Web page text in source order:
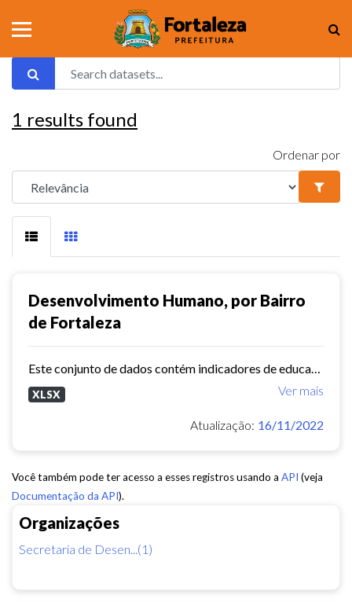
Organizações
Secretaria de Desen...(1)
1 results found
Ordenar por
Desenvolvimento Humano, por Bairro
de Fortaleza
Ver mais
XLSX
Atualização: 16/11/2022
Você também pode ter acesso a esses registros usando a API (veja
Documentação da API).